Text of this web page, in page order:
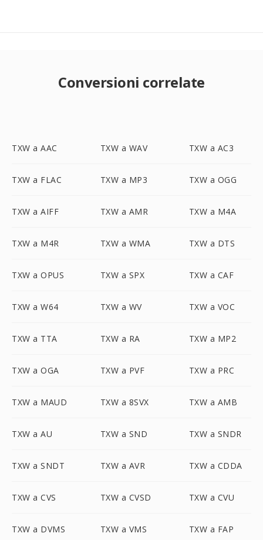
Conversioni correlate
TXW a AAC TXW a WAV TXW a AC3
TXW a FLAC TXW a MP3 TXW a OGG
TXW a AIFF TXW a AMR TXW a M4A
TXW a M4R TXW a WMA TXW a DTS
TXW a OPUS TXW a SPX TXW a CAF
TXW a W64 TXW a WV TXW a VOC
TXW a TTA TXW a RA TXW a MP2
TXW a OGA TXW a PVF TXW a PRC
TXW a MAUD TXW a 8SVX TXW a AMB
TXW a AU TXW a SND TXW a SNDR
TXW a SNDT TXW a AVR TXW a CDDA
TXW a CVS TXW a CVSD TXW a CVU
TXW a DVMS TXW a VMS TXW a FAP